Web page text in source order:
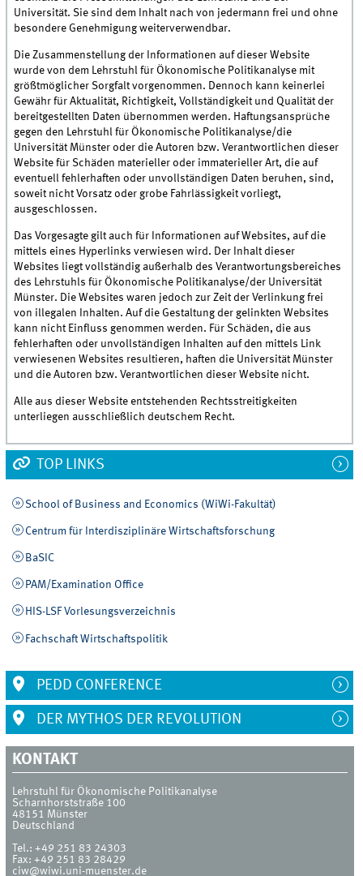
Universität. Sie sind dem Inhalt nach von jedermann frei und ohne
besondere Genehmigung weiterverwendbar.
Die Zusammenstellung der Informationen auf dieser Website
wurde von dem Lehrstuhl für Ökonomische Politikanalyse mit
größtmöglicher Sorgfalt vorgenommen. Dennoch kann keinerlei
Gewähr für Aktualität, Richtigkeit, Vollständigkeit und Qualität der
bereitgestellten Daten übernommen werden. Haftungsansprüche
gegen den Lehrstuhl für Ökonomische Politikanalyse/die
Universität Münster oder die Autoren bzw. Verantwortlichen dieser
Website für Schäden materieller oder immaterieller Art, die auf
eventuell fehlerhaften oder unvollständigen Daten beruhen, sind,
soweit nicht Vorsatz oder grobe Fahrlässigkeit vorliegt,
ausgeschlossen.
Das Vorgesagte gilt auch für Informationen auf Websites, auf die
mittels eines Hyperlinks verwiesen wird. Der Inhalt dieser
Websites liegt vollständig außerhalb des Verantwortungsbereiches
des Lehrstuhls für Ökonomische Politikanalyse/der Universität
Münster. Die Websites waren jedoch zur Zeit der Verlinkung frei
von illegalen Inhalten. Auf die Gestaltung der gelinkten Websites
kann nicht Einfluss genommen werden. Für Schäden, die aus
fehlerhaften oder unvollständigen Inhalten auf den mittels Link
verwiesenen Websites resultieren, haften die Universität Münster
und die Autoren bzw. Verantwortlichen dieser Website nicht.
Alle aus dieser Website entstehenden Rechtsstreitigkeiten
unterliegen ausschließlich deutschem Recht.
TOP LINKS
School of Business and Economics (WiWi-Fakultät)
Centrum für Interdisziplinäre Wirtschaftsforschung
BaSIC
PAM/Examination Office
HIS-LSF Vorlesungsverzeichnis
Fachschaft Wirtschaftspolitik
PEDD CONFERENCE
DER MYTHOS DER REVOLUTION
KONTAKT
Lehrstuhl für Ökonomische Politikanalyse
Scharnhorststraße 100
48151 Münster
Deutschland
Tel.:+49 251 83 24303
Fax:+49 251 83 28429
ciw@wiwi.uni-muenster.de